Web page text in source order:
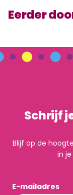
Eerder
Schrijf
Blijf op de
in
E-mailadres